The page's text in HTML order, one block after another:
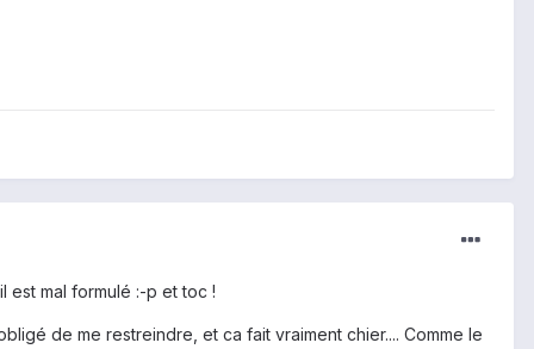
mal formulé :-p et toc !
de me restreindre, et ca fait vraiment chier.... Comme le